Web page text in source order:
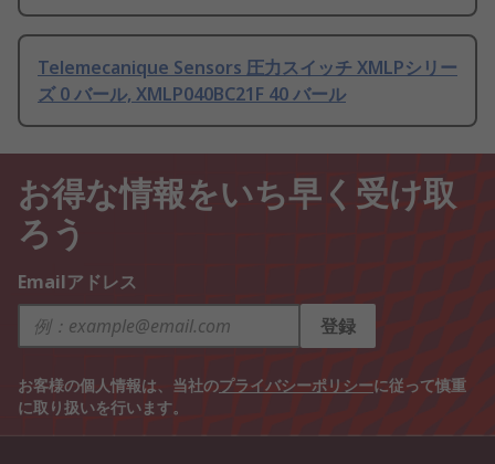
Telemecanique Sensors 圧力スイッチ XMLPシリー
ズ 0 バール, XMLP040BC21F 40 バール
お得な情報をいち早く受け取
ろう
Emailアドレス
登録
お客様の個人情報は、当社のプライバシーポリシーに従って慎重
に取り扱いを行います。